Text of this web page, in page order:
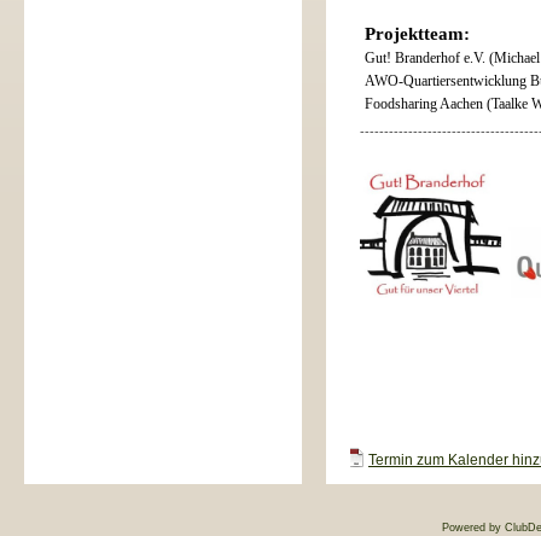
Projektteam:
Gut! Branderhof e.V.
AWO-Quartiersentwicklung
Foodsharing Aachen (Taalke
Termin zum Kalender
Powered by